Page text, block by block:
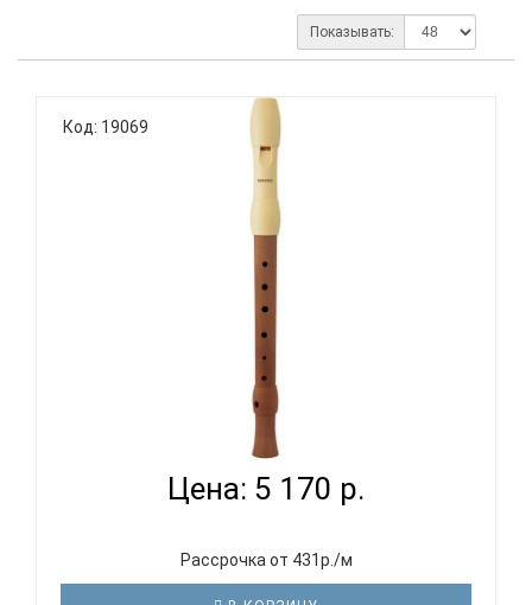
Показывать:
Код: 19069
HOHNER B95850 - БЛОКФЛЕЙТА СОПРАНО
НЕМЕЦКАЯ СИСТЕМ...
Цена: 5 170 р.
Рассрочка от 431р./м